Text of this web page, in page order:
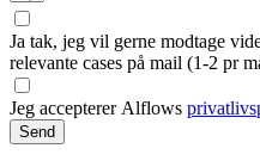
Ja tak, jeg vil gerne modtage
relevante cases på mail (1-2 pr
Jeg accepterer Alflows
Send